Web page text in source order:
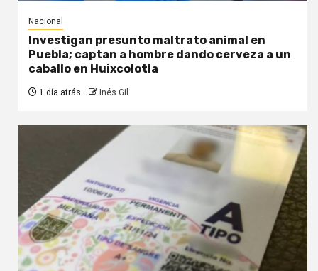
Nacional
Investigan presunto maltrato animal en
Puebla; captan a hombre dando cerveza a un
caballo en Huixcolotla
1 día atrás Inés Gil